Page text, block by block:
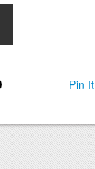
Pin It